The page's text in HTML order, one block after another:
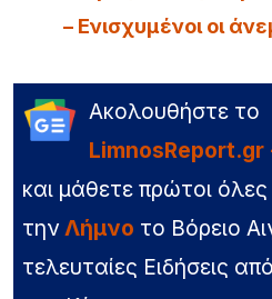
– Ενισχυμένοι οι
Ακολουθήστε το
LimnosReport.gr
και μάθετε πρώτοι όλες
την Λήμνο το Βόρειο
τελευταίες Ειδήσεις